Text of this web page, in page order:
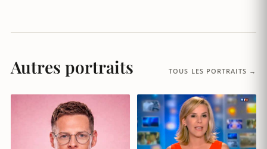
Autres portraits TOUS LES PORTRAITS →